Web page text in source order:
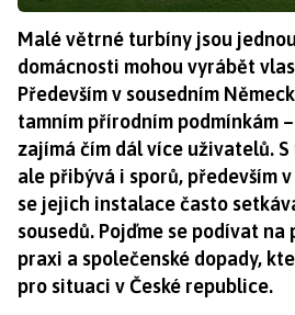
Malé větrné turbíny jsou
domácnosti mohou vyrábět
Především v sousedním
tamním přírodním podmínkám
zajímá čím dál více uživatelů.
ale přibývá i sporů, především
se jejich instalace často
sousedů. Pojďme se podívat na
praxi a společenské dopady,
pro situaci v České republice.